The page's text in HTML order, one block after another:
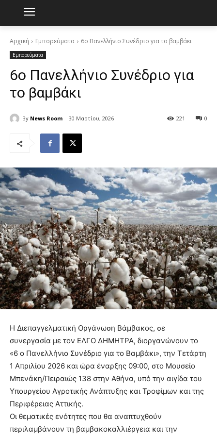
Αρχική Εμπορεύματα 6ο Πανελλήνιο Συνέδριο για το βαμβάκι
Εμπορεύματα
6ο Πανελλήνιο Συνέδριο για
το βαμβάκι
By News Room 30 Μαρτίου, 2026 0
221
Η Διεπαγγελματική Οργάνωση Βάμβακος, σε
συνεργασία με τον ΕΛΓΟ ΔΗΜΗΤΡΑ, διοργανώνουν το
«6 ο Πανελλήνιο Συνέδριο για το Βαμβάκι», την Τετάρτη
1 Απριλίου 2026 και ώρα έναρξης 09:00, στο Μουσείο
Μπενάκη/Πειραιώς 138 στην Αθήνα, υπό την αιγίδα του
Υπουργείου Αγροτικής Ανάπτυξης και Τροφίμων και της
Περιφέρειας Αττικής.
Οι θεματικές ενότητες που θα αναπτυχθούν
περιλαμβάνουν τη βαμβακοκαλλιέργεια και την